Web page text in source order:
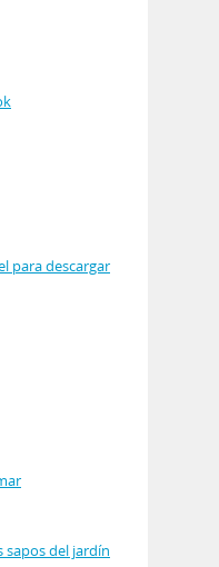
para descargar
sapos del jardín